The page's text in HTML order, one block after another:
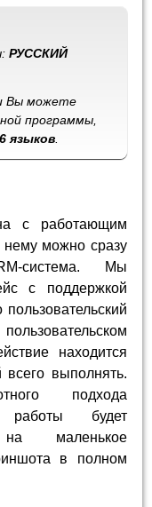
РУССКИЙ
Вы можете
программы,
языков.
с работающим
можно сразу
система. Мы
с поддержкой
находится
всего выполнять.
подхода
работы будет
маленькое
в полном